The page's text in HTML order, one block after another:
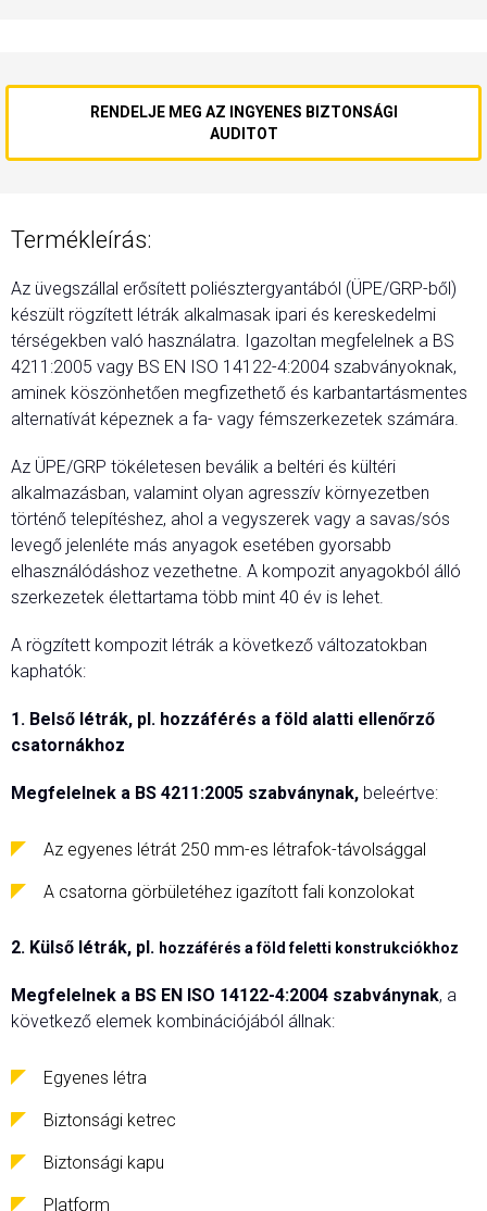
RENDELJE MEG AZ INGYENES BIZTONSÁGI
AUDITOT
Termékleírás:
Az üvegszállal erősített poliésztergyantából (ÜPE/GRP-ből)
készült rögzített létrák alkalmasak ipari és kereskedelmi
térségekben való használatra. Igazoltan megfelelnek a BS
4211:2005 vagy BS EN ISO 14122-4:2004 szabványoknak,
aminek köszönhetően megfizethető és karbantartásmentes
alternatívát képeznek a fa- vagy fémszerkezetek számára.
Az ÜPE/GRP tökéletesen beválik a beltéri és kültéri
alkalmazásban, valamint olyan agresszív környezetben
történő telepítéshez, ahol a vegyszerek vagy a savas/sós
levegő jelenléte más anyagok esetében gyorsabb
elhasználódáshoz vezethetne. A kompozit anyagokból álló
szerkezetek élettartama több mint 40 év is lehet.
A rögzített kompozit létrák a következő változatokban
kaphatók:
1. Belső létrák, pl. hozzáférés a föld alatti ellenőrző
csatornákhoz
Megfelelnek a BS 4211:2005 szabványnak, beleértve:
Az egyenes létrát 250 mm-es létrafok-távolsággal
A csatorna görbületéhez igazított fali konzolokat
2. Külső létrák, pl. hozzáférés aföld feletti konstrukciókhoz
Megfelelnek a BS EN ISO 14122-4:2004 szabványnak, a
következő elemek kombinációjából állnak:
Egyenes létra
Biztonsági ketrec
Biztonsági kapu
Platform